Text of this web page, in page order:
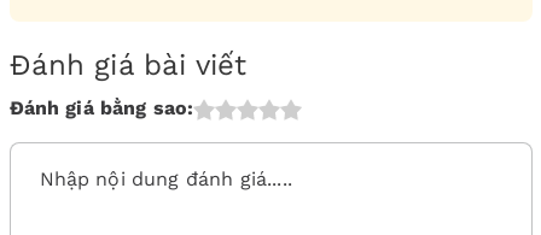
Đánh giá bài viết
Đánh giá bằng sao: